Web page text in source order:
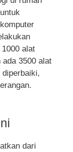
alat
3500 alat
dari